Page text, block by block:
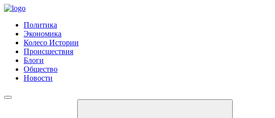
Политика
Экономика
Колесо Истории
Происшествия
Блоги
Общество
Новости